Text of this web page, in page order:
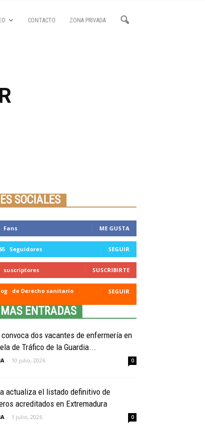
CONTACTO ZONA PRIVADA
SOCIALES
Fans ME GUSTA
Seguidores SEGUIR
suscriptores SUSCRIBIRTE
de Derecho sanitario SEGUIR
ENTRADAS
dos vacantes de enfermería en
de Tráfico de la Guardia...
- 10 julio, 2026 0
actualiza el listado definitivo de
acreditados en Extremadura
- 1 julio, 2026 0